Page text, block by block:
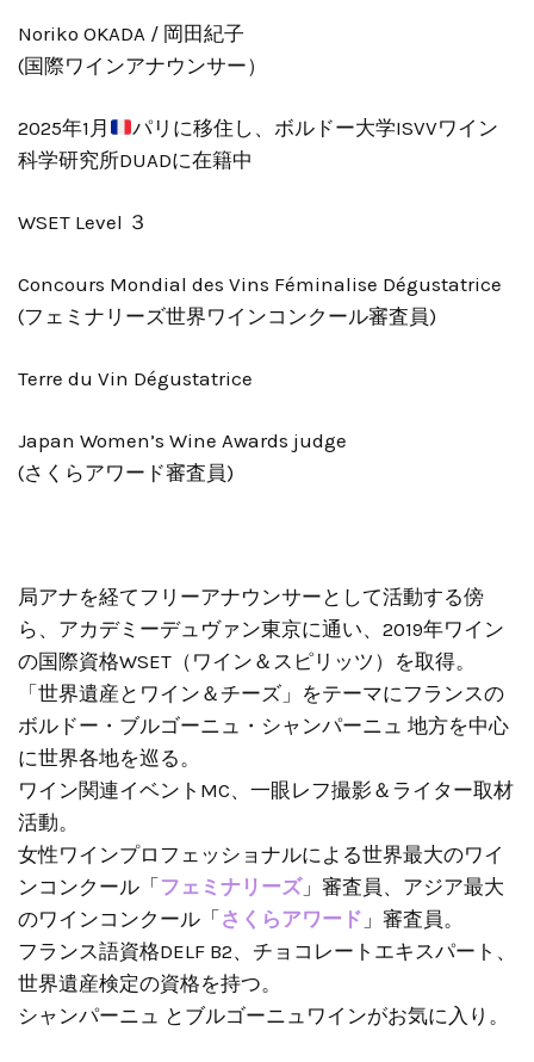
Noriko OKADA / 岡田紀子
(国際ワインアナウンサー）
2025年1月
パリに移住し、ボルドー大学ISVVワイン
科学研究所DUADに在籍中
WSET Level ３
Concours Mondial des Vins Féminalise Dégustatrice
(フェミナリーズ世界ワインコンクール審査員)
Terre du Vin Dégustatrice
Japan Women’s Wine Awards judge
(さくらアワード審査員)
局アナを経てフリーアナウンサーとして活動する傍
ら、アカデミーデュヴァン東京に通い、2019年ワイン
の国際資格WSET（ワイン＆スピリッツ）を取得。
「世界遺産とワイン＆チーズ」をテーマにフランスの
ボルドー・ブルゴーニュ・シャンパーニュ 地方を中心
に世界各地を巡る。
ワイン関連イベントMC、一眼レフ撮影＆ライター取材
活動。
女性ワインプロフェッショナルによる世界最大のワイ
ンコンクール「 フェミナリーズ」審査員、アジア最大
のワインコンクール「 さくらアワード 」審査員。
フランス語資格DELF B2、チョコレートエキスパート、
世界遺産検定の資格を持つ。
シャンパーニュ とブルゴーニュワインがお気に入り。